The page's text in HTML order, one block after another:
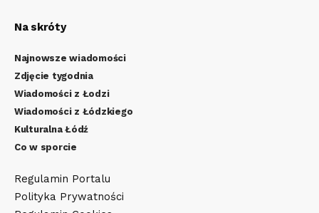
Na skróty
Najnowsze wiadomości
Zdjęcie tygodnia
Wiadomości z Łodzi
Wiadomości z Łódzkiego
Kulturalna Łódź
Co w sporcie
Regulamin Portalu
Polityka Prywatności